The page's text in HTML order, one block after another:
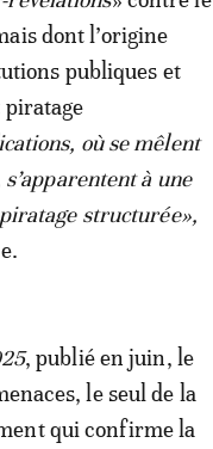
dont l’origine
publiques et
où se mêlent
à une
structurée»,
, publié en juin, le
le seul de la
qui confirme la